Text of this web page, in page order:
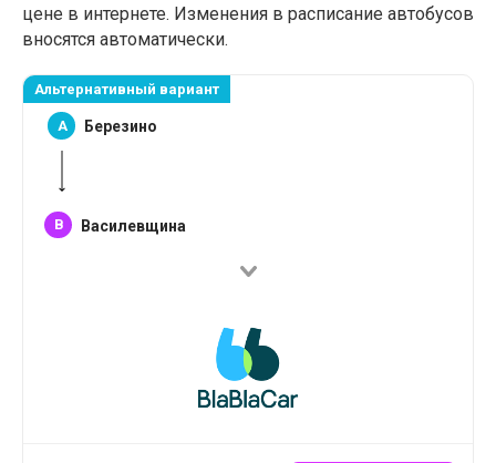
цене в интернете. Изменения в расписание автобусов
вносятся автоматически.
Альтернативный вариант
A Березино
B Василевщина